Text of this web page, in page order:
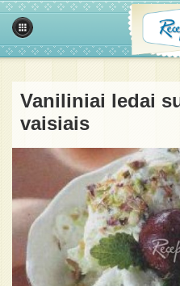
Vaniliniai ledai
vaisiais